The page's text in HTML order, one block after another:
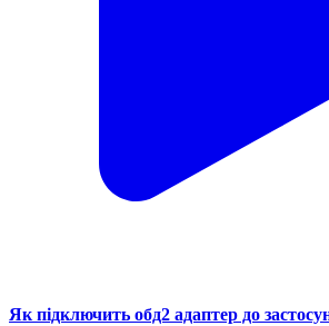
Як підключить обд2 адаптер до